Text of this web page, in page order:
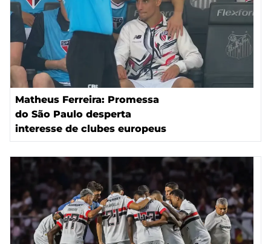
Matheus Ferreira: Promessa
do São Paulo desperta
interesse de clubes europeus